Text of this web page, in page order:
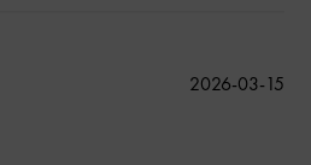
公
2026-03-15